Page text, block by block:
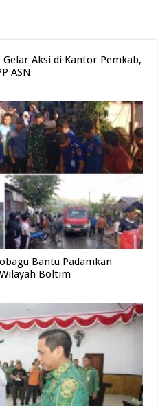
Aksi di Kantor Pemkab,
ASN
Bantu Padamkan
Boltim